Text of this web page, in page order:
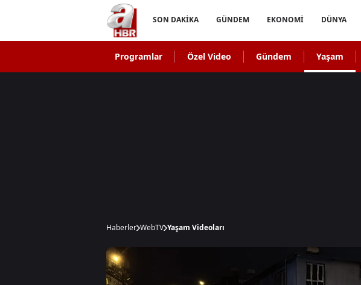
SON DAKİKA GÜNDEM EKONOMİ DÜNYA
Programlar Özel Video Gündem Yaşam
Haberler WebTV Yaşam Videoları